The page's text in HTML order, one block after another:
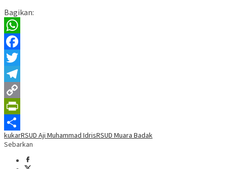
Bagikan:
WhatsApp
Facebook
Twitter
Telegram
Copy
Link
PrintFriendly
Share
kukarRSUD Aji Muhammad IdrisRSUD Muara Badak
Sebarkan